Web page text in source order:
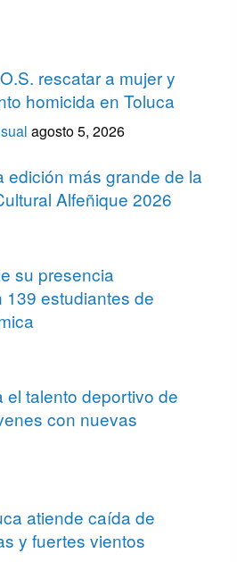
rescatar a mujer y
homicida en Toluca
agosto 5, 2026
edición más grande de la
Alfeñique 2026
su presencia
139 estudiantes de
el talento deportivo de
con nuevas
atiende caída de
y fuertes vientos